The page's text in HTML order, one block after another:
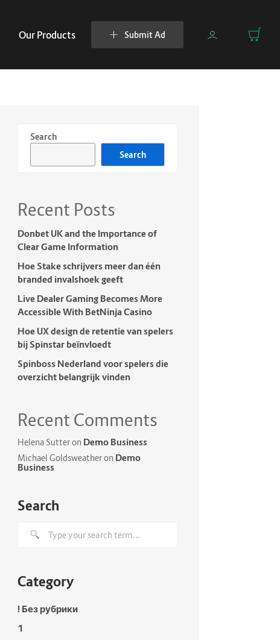
Our Products Submit Ad
Search
Search
Recent Posts
Donbet UK and the Importance of
Clear Game Information
Hoe Stake schrijvers meer dan één
branded invalshoek geeft
Live Dealer Gaming Becomes More
Accessible With BetNinja Casino
Hoe UX design de retentie van spelers
bij Spinstar beïnvloedt
Spinboss Nederland voor spelers die
overzicht belangrijk vinden
Recent Comments
Helena Sutteron Demo Business
Michael Goldsweatheron Demo
Business
Search
Category
! Без рубрики
1